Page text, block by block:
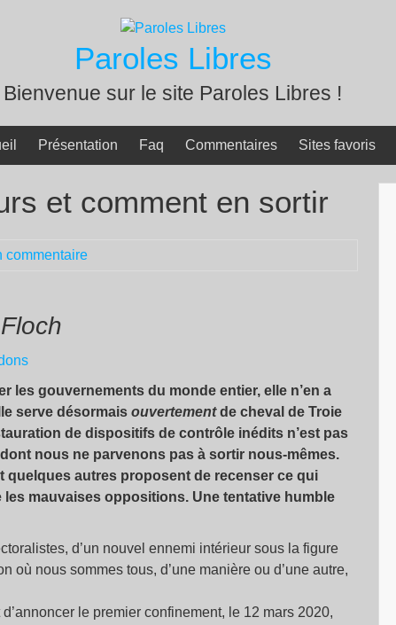
Paroles Libres
Bienvenue sur le site Paroles Libres !
Présentation Faq Commentaires Sites favoris
et comment en sortir
commentaire
les gouvernements du monde entier, elle n’en a
serve désormais ouvertementde cheval de Troie
de dispositifs de contrôle inédits n’est pas
nous ne parvenons pas à sortir nous-mêmes.
quelques autres proposent de recenser ce qui
mauvaises oppositions. Une tentative humble
d’un nouvel ennemi intérieur sous la figure
où nous sommes tous, d’une manière ou d’une autre,
le premier confinement, le 12 mars 2020,